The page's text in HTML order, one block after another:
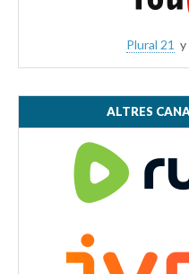
Plural 21 y
ALTRES